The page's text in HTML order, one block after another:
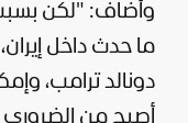
وأضاف: "لكن
ما حدث داخل
دونالد ترامب،
أصبح من